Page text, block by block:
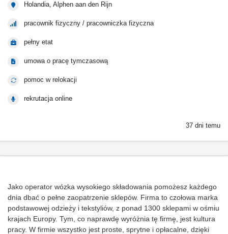
Holandia, Alphen aan den Rijn
pracownik fizyczny / pracowniczka fizyczna
pełny etat
umowa o pracę tymczasową
pomoc w relokacji
rekrutacja online
37 dni temu
Jako operator wózka wysokiego składowania pomożesz każdego
dnia dbać o pełne zaopatrzenie sklepów. Firma to czołowa marka
podstawowej odzieży i tekstyliów, z ponad 1300 sklepami w ośmiu
krajach Europy. Tym, co naprawdę wyróżnia tę firmę, jest kultura
pracy. W firmie wszystko jest proste, sprytne i opłacalne, dzięki